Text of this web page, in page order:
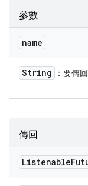
參數
name
String ：要傳
傳回
Listenable